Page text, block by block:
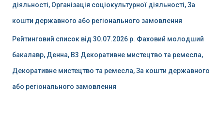
діяльності, Організація соціокультурної діяльності, За
кошти державного або регіонального замовлення
Рейтинговий список від 30.07.2026 р. Фаховий молодший
бакалавр, Денна, B3 Декоративне мистецтво та ремесла,
Декоративне мистецтво та ремесла, За кошти державного
або регіонального замовлення